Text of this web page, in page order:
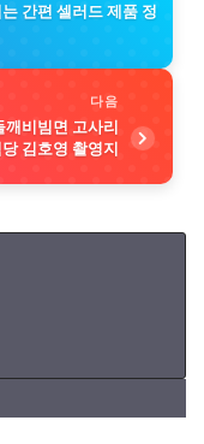
간편 셀러드 제품 정
다음
비빔면 고사리
김호영 촬영지